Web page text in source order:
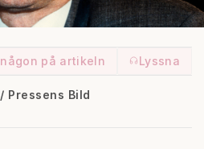
på artikeln
Lyssna
Pressens Bild